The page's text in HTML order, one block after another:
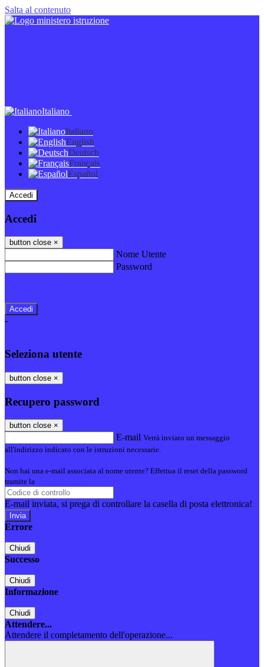
Salta al contenuto
Italiano
Italiano
English
Deutsch
Français
Español
Accedi
Accedi
button close ×
Nome Utente
Password
-
Seleziona utente
button close ×
Recupero password
button close ×
E-mail Verrà inviato un messaggio
all'indirizzo indicato con le istruzioni necessarie.
Non hai una e-mail associata al nome utente? Effettua il reset della password
tramite la
E-mail inviata, si prega di controllare la casella di posta elettronica!
Errore
Chiudi
Successo
Chiudi
Informazione
Chiudi
Attendere...
Attendere il completamento dell'operazione...